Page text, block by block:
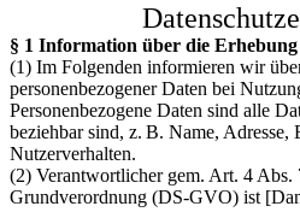
§ 1 Information über die Erhebung
(1) Im Folgenden informieren wir
personenbezogener Daten bei
Personenbezogene Daten sind alle
beziehbar sind, z. B. Name, Adresse,
Nutzerverhalten.
(2) Verantwortlicher gem. Art. 4 Abs.
Grundverordnung (DS-GVO) ist